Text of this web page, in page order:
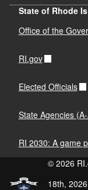
State of Rhode
Office of the
RI.gov
Elected Officials
State Agencies
RI 2030: A game
© 2026
18th,